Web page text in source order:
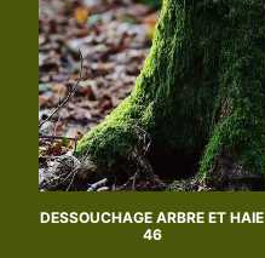
DESSOUCHAGE ARBRE ET HAIE
46